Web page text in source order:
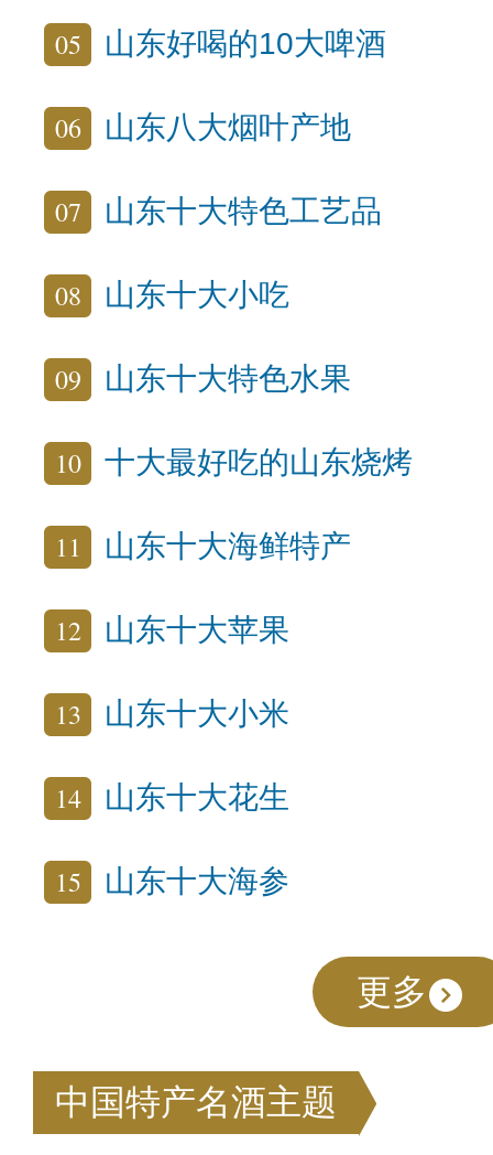
05 山东好喝的10大啤酒
06 山东八大烟叶产地
07 山东十大特色工艺品
08 山东十大小吃
09 山东十大特色水果
10 十大最好吃的山东烧烤
11 山东十大海鲜特产
12 山东十大苹果
13 山东十大小米
14 山东十大花生
15 山东十大海参
更多
中国特产名酒主题